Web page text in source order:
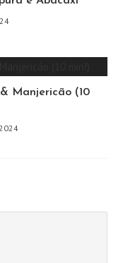
Manjericão (10